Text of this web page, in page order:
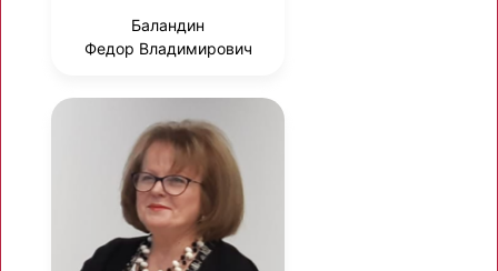
Баландин
Федор Владимирович